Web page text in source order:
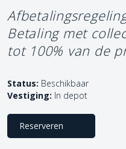
Betaling met
tot 100% van de
Status: Beschikbaar
Vestiging: In depot
Reserveren